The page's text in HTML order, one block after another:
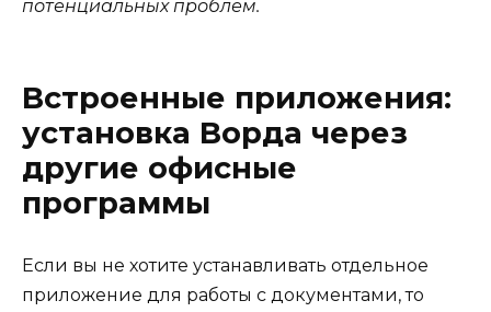
потенциальных проблем.
Встроенные приложения:
установка Ворда через
другие офисные
программы
Если вы не хотите устанавливать отдельное
приложение для работы с документами, то